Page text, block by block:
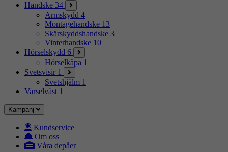
Handske 34
Armskydd 4
Montagehandske 13
Skärskyddshandske 3
Vinterhandske 10
Hörselskydd 6
Hörselkåpa 1
Svetsvisir 1
Svetshjälm 1
Varselväst 1
Kampanj
Kundservice
Om oss
Våra depåer